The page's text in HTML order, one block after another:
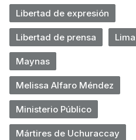
Libertad de expresión
Libertad de prensa Lima
Maynas
Melissa Alfaro Méndez
Ministerio Público
Mártires de Uchuraccay